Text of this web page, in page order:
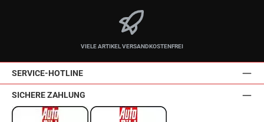
VIELE ARTIKEL VERSANDKOSTENFREI
SERVICE-HOTLINE
SICHERE ZAHLUNG